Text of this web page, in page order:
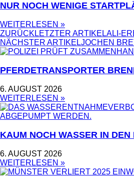
NUR NOCH WENIGE
WEITERLESEN »
ZURÜCKLETZTER ARTIKELALI-
NÄCHSTER ARTIKELJOCHEN
PFERDETRANSPORTER
6. AUGUST 2026
WEITERLESEN »
KAUM NOCH WASSER IN
6. AUGUST 2026
WEITERLESEN »